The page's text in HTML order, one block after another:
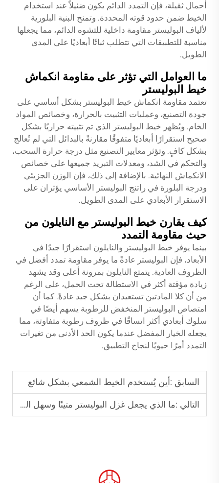
أحمال ثقيلة، فإن التمدد الدائم يكون ضئيلاً عند استخدام
الخيط ضمن حدود قوته المحددة. وتمنح البنية البلورية
لألياف البوليستر مقاومة داخلية للتشوه الدائم، مما يجعلها
مناسبة للتطبيقات التي تتطلب ثباتًا أبعاديًا على المدى
الطويل.
ما العوامل التي تؤثر على مقاومة انكماش
خيط البوليستر
تعتمد مقاومة انكماش خيط البوليستر بشكل أساسي على
جودة التصنيع، وعمليات التثبيت بالحرارة، وخصائص المواد
الخام. ويُظهر خيط البوليستر الذي تم تثبيته حراريًا بشكل
صحيح استقرارًا أبعاديًا متفوقًا مقارنةً بالبدائل التي لم تُعالج
بشكل كافٍ. وتؤثر معايير التصنيع مثل درجة حرارة السحب،
والتحكم في الشد، ومعدلات التبريد جميعها على خصائص
الانكماش النهائية. بالإضافة إلى ذلك، فإن الوزن الجزيئي
ودرجة البلورة في راتنج البوليستر الأساسي يؤثران على
الاستقرار الأبعادي على المدى الطويل.
كيف يقارن خيط البوليستر مع النايلون من
حيث مقاومة التمدد
بينما يوفر خيط البوليستر والنايلون استقرارًا جيدًا في
الأبعاد، فإن البوليستر عادةً ما يوفر مقاومة تمدد أفضل في
الظروف العادية. يتمتع النايلون بمرونة أعلى وقد يشهد
زيادة مؤقتة أكثر في الاستطالة تحت الحمل، على الرغم
من أن كلا المادتين تستعيدان بشكل جيد عادةً. كما أن
امتصاص البوليستر المنخفض للرطوبة يسهم أيضًا في
سلوك أبعادي أكثر اتساقًا في ظروف رطوبة متفاوتة، مما
يجعله الخيار المفضل عندما يكون الحد الأدنى من تغيرات
التمدد أمرًا حيويًا لنجاح التطبيق.
السابق :أين يُستخدم الخيط الشمعي بشكل شائع
التالي :ما الذي يجعل غزل البوليستر متينًا وسهل العناية به